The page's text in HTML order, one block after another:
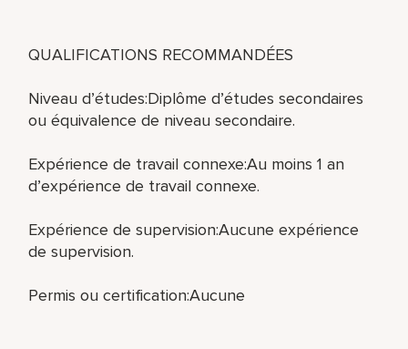
QUALIFICATIONS RECOMMANDÉES
Niveau d’études:Diplôme d’études secondaires
ou équivalence de niveau secondaire.
Expérience de travail connexe:Au moins 1 an
d’expérience de travail connexe.
Expérience de supervision:Aucune expérience
de supervision.
Permis ou certification:Aucune